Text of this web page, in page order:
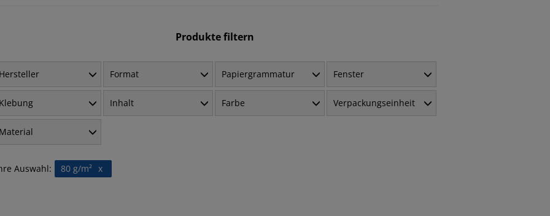
Produkte filtern
Hersteller Format Papiergrammatur Fenster
Klebung Inhalt Farbe Verpackungseinheit
Material
Auswahl: x
80 g/m²